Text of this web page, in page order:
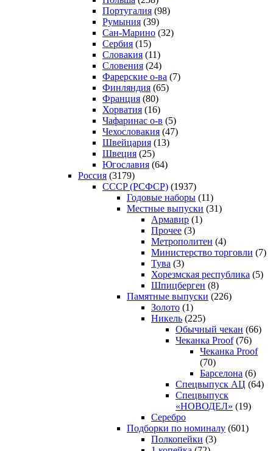
Португалия (98)
Румыния (39)
Сан-Марино (32)
Сербия (15)
Словакия (11)
Словения (24)
Фарерские о-ва (7)
Финляндия (65)
Франция (80)
Хорватия (16)
Чафаринас о-в (5)
Чехословакия (47)
Швейцария (13)
Швеция (25)
Югославия (64)
Россия (3179)
CCCP (РСФСР) (1937)
Годовые наборы (11)
Местные выпуски (31)
Армавир (1)
Прочее (3)
Метрополитен (4)
Министерство торговли (7)
Тува (3)
Хорезмская республика (5)
Шпицберген (8)
Памятные выпуски (226)
Золото (1)
Никель (225)
Обычный чекан (66)
Чеканка Proof(76)
Чеканка Proof
(70)
Барселона (6)
Спецвыпуск АЦ (64)
Спецвыпуск
«НОВОДЕЛ» (19)
Серебро
Подборки по номиналу (601)
Полкопейки (3)